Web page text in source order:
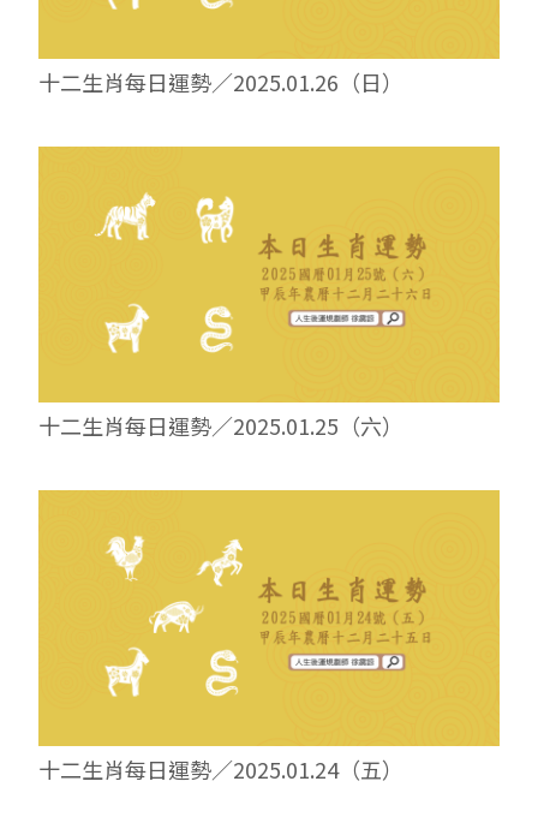
十二生肖每日運勢／2025.01.26（日）
十二生肖每日運勢／2025.01.25（六）
十二生肖每日運勢／2025.01.24（五）